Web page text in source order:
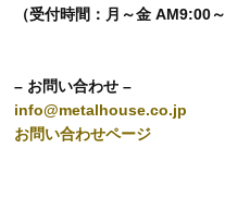
（受付時間：月～金 AM9:00
– お問い合わせ –
info@metalhouse.co.jp
お問い合わせページ